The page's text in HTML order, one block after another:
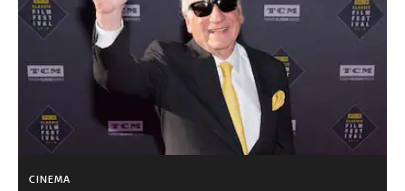
CINEMA